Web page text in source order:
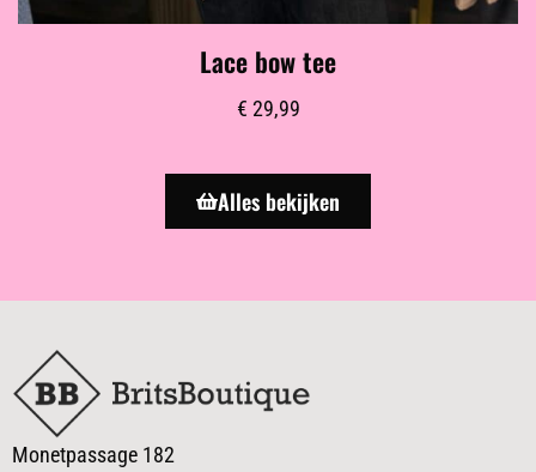
Lace bow tee
€ 29,99
Alles bekijken
Monetpassage 182